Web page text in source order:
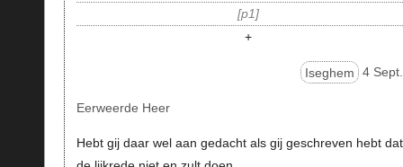
p1
+
Iseghem 4
Eerweerde Heer
Hebt gij daar wel aan gedacht als gij geschreven hebt